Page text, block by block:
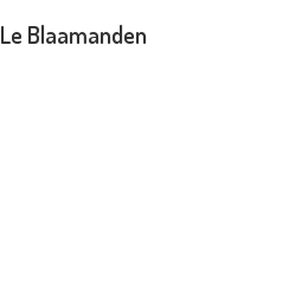
Le Blaamanden